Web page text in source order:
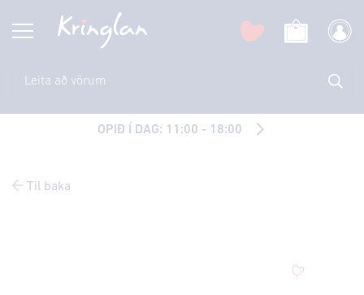
OPIÐ Í DAG: 11:00 - 18:00
Til baka